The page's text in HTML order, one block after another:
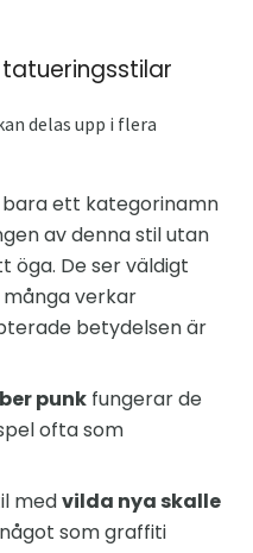
delas upp i flera
bara ett kategorinamn
av denna stil utan
öga. De ser väldigt
många verkar
betydelsen är
punk fungerar de
ofta som
medvilda nya skalle
som graffiti